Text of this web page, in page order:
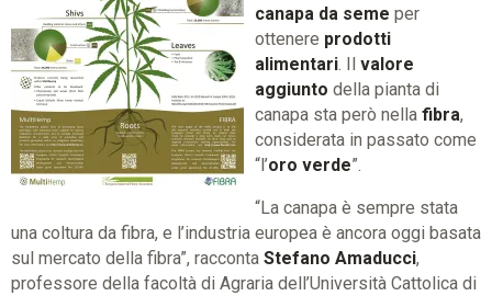
canapa da seme per
ottenere prodotti
alimentari. Il valore
aggiunto della pianta di
canapa sta però nella fibra,
considerata in passato come
“l’oro verde”.
“La canapa è sempre stata
una coltura da fibra, e l’industria europea è ancora oggi basata
sul mercato della fibra”, racconta Stefano Amaducci,
professore della facoltà di Agraria dell’Università Cattolica di